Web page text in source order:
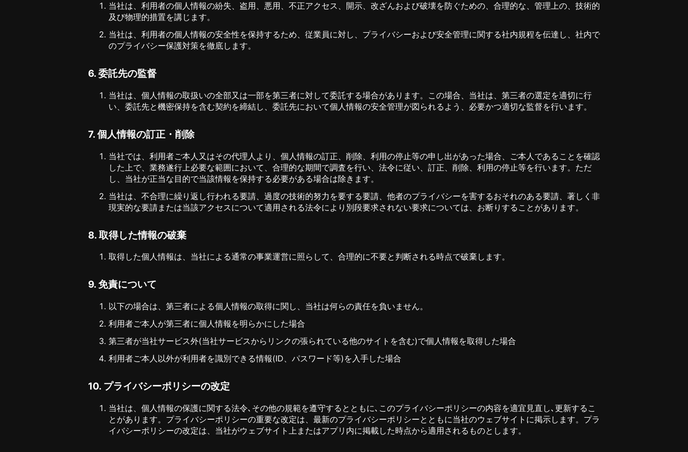
当社は、利用者の個人情報の紛失、盗用、悪用、不正アクセス、開示、改ざんおよび破壊を防ぐための、合理的な、管理上の、技術的
及び物理的措置を講じます。
当社は、利用者の個人情報の安全性を保持するため、従業員に対し、プライバシーおよび安全管理に関する社内規程を伝達し、社内で
のプライバシー保護対策を徹底します。
6. 委託先の監督
当社は、個人情報の取扱いの全部又は一部を第三者に対して委託する場合があります。この場合、当社は、第三者の選定を適切に行
い、委託先と機密保持を含む契約を締結し、委託先において個人情報の安全管理が図られるよう、必要かつ適切な監督を行います。
7. 個人情報の訂正・削除
当社では、利用者ご本人又はその代理人より、個人情報の訂正、削除、利用の停止等の申し出があった場合、ご本人であることを確認
した上で、業務遂行上必要な範囲において、合理的な期間で調査を行い、法令に従い、訂正、削除、利用の停止等を行います。ただ
し、当社が正当な目的で当該情報を保持する必要がある場合は除きます。
当社は、不合理に繰り返し行われる要請、過度の技術的努力を要する要請、他者のプライバシーを害するおそれのある要請、著しく非
現実的な要請または当該アクセスについて適用される法令により別段要求されない要求については、お断りすることがあります。
8. 取得した情報の破棄
取得した個人情報は、当社による通常の事業運営に照らして、合理的に不要と判断される時点で破棄します。
9. 免責について
以下の場合は、第三者による個人情報の取得に関し、当社は何らの責任を負いません。
利用者ご本人が第三者に個人情報を明らかにした場合
第三者が当社サービス外(当社サービスからリンクの張られている他のサイトを含む)で個人情報を取得した場合
利用者ご本人以外が利用者を識別できる情報(ID、パスワード等)を入手した場合
10. プライバシーポリシーの改定
当社は、個人情報の保護に関する法令､その他の規範を遵守するとともに､このプライバシーポリシーの内容を適宜見直し､更新するこ
とがあります。プライバシーポリシーの重要な改定は、最新のプライバシーポリシーとともに当社のウェブサイトに掲示します。プラ
イバシーポリシーの改定は、当社がウェブサイト上またはアプリ内に掲載した時点から適用されるものとします。